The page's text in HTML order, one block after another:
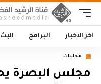
اخر الاخبار البرامج
محليات
مجلس البصرة